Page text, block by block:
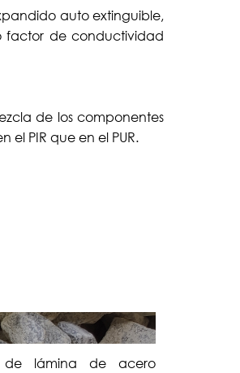
auto extinguible,
factor de conductividad
de los componentes
PIR que en el PUR.
de lámina de acero